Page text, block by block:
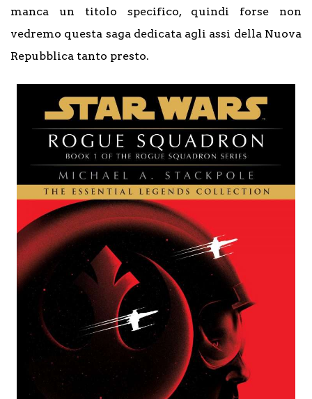
manca un titolo specifico, quindi forse non
vedremo questa saga dedicata agli assi della Nuova
Repubblica tanto presto.